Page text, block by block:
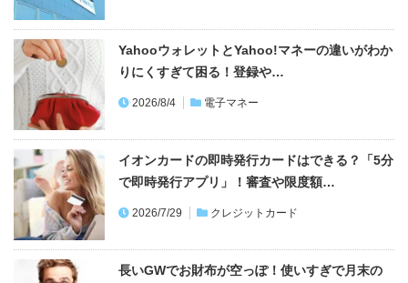
YahooウォレットとYahoo!マネーの違いがわか
りにくすぎて困る！登録や…
2026/8/4 電子マネー
イオンカードの即時発行カードはできる？「5分
で即時発行アプリ」！審査や限度額…
2026/7/29 クレジットカード
長いGWでお財布が空っぽ！使いすぎで月末の